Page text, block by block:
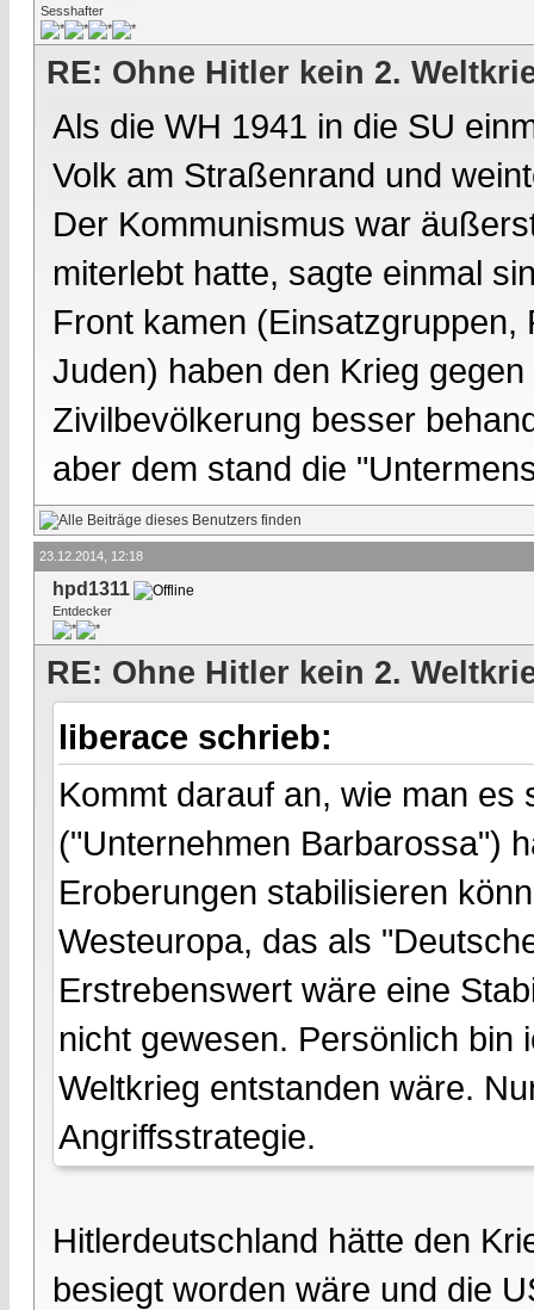
Sesshafter
RE: Ohne Hitler kein 2.
Als die WH 1941 in die SU
Volk am Straßenrand und
Der Kommunismus war
miterlebt hatte, sagte einmal
Front kamen
Juden) haben den Krieg
Zivilbevölkerung besser
aber dem stand die
23.12.2014, 12:18
hpd1311
Entdecker
RE: Ohne Hitler kein 2.
liberace schrieb:
Kommt darauf an, wie man es
("Unternehmen Barbarossa")
Eroberungen stabilisieren
Westeuropa, das als
Erstrebenswert wäre eine
nicht gewesen. Persönlich bin
Weltkrieg entstanden wäre.
Angriffsstrategie.
Hitlerdeutschland hätte den
besiegt worden wäre und die